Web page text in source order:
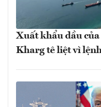
Xuất khẩu dầu
Kharg tê liệt vì